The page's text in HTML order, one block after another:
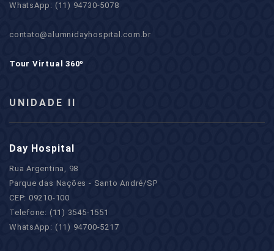
WhatsApp: (11) 94730-5078
contato@alumnidayhospital.com.br
Tour Virtual 360º
UNIDADE II
Day Hospital
Rua Argentina, 98
Parque das Nações - Santo André/SP
CEP: 09210-100
Telefone: (11) 3545-1551
WhatsApp: (11) 94700-5217